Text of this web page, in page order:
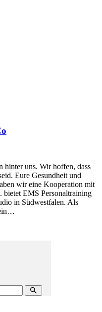
hinter uns. Wir hoffen, dass
Eure Gesundheit und
wir eine Kooperation mit
bietet EMS Personaltraining
in Südwestfalen. Als